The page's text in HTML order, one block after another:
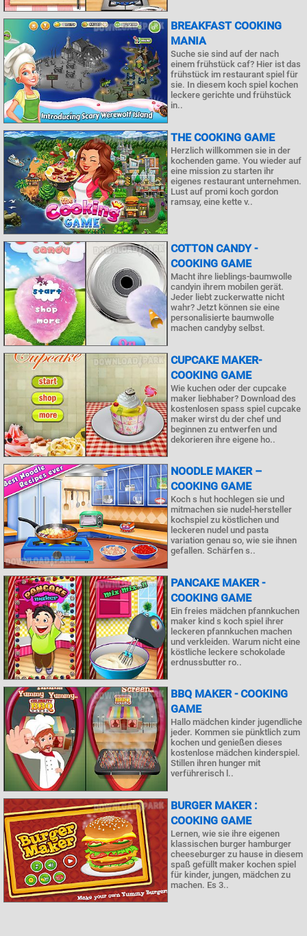
BREAKFAST COOKING
MANIA
Suche sie sind auf der nach
einem frühstück caf? Hier ist das
frühstück im restaurant spiel für
sie. In diesem koch spiel kochen
leckere gerichte und frühstück
in..
THE COOKING GAME
Herzlich willkommen sie in der
kochenden game. You wieder auf
eine mission zu starten ihr
eigenes restaurant unternehmen.
Lust auf promi koch gordon
ramsay, eine kette v..
COTTON CANDY -
COOKING GAME
Macht ihre lieblings-baumwolle
candyin ihrem mobilen gerät.
Jeder liebt zuckerwatte nicht
wahr? Jetzt können sie eine
personalisierte baumwolle
machen candyby selbst.
CUPCAKE MAKER-
COOKING GAME
Wie kuchen oder der cupcake
maker liebhaber? Download des
kostenlosen spass spiel cupcake
maker wirst du der chef und
beginnen zu entwerfen und
dekorieren ihre eigene ho..
NOODLE MAKER –
COOKING GAME
Koch s hut hochlegen sie und
mitmachen sie nudel-hersteller
kochspiel zu köstlichen und
leckeren nudel und pasta
variation genau so, wie sie ihnen
gefallen. Schärfen s..
PANCAKE MAKER -
COOKING GAME
Ein freies mädchen pfannkuchen
maker kind s koch spiel ihrer
leckeren pfannkuchen machen
und verkleiden. Warum nicht eine
köstliche leckere schokolade
erdnussbutter ro..
BBQ MAKER - COOKING
GAME
Hallo mädchen kinder jugendliche
jeder. Kommen sie pünktlich zum
kochen und genießen dieses
kostenlose mädchen kinderspiel.
Stillen ihren hunger mit
verführerisch l..
BURGER MAKER :
COOKING GAME
Lernen, wie sie ihre eigenen
klassischen burger hamburger
cheeseburger zu hause in diesem
spaß gefüllt maker kochen spiel
für kinder, jungen, mädchen zu
machen. Es 3..